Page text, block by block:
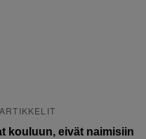
kouluun, eivät naimisiin